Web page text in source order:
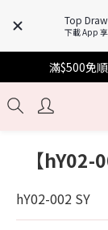
Top Draw
下載 App
滿$500免
【
hY02-002 SY